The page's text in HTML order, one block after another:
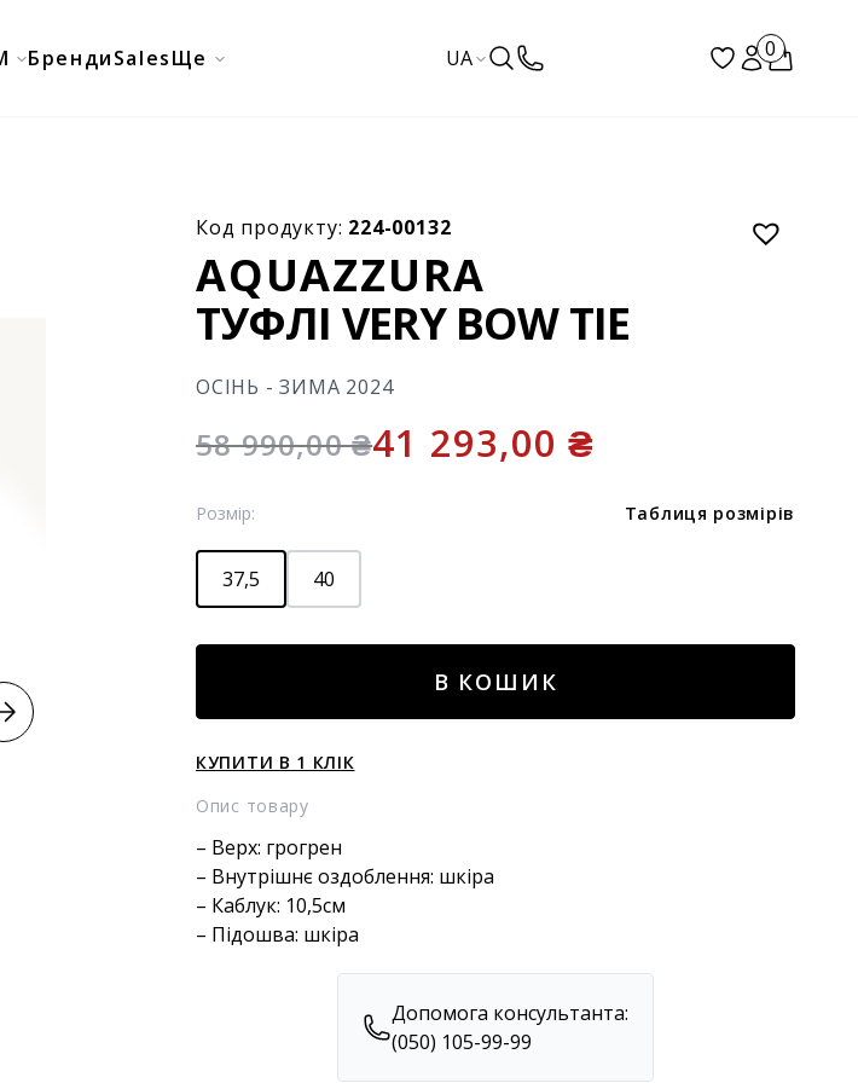
БрендиSalesЩе UA 0
ОСІНЬ - ЗИМА 2024
AQUAZZURA
Код продукту: 224-00132
ТУФЛІ VERY BOW TIE
58 990,00₴41 293,00₴
Розмір: Таблиця розмірів
37,5 40
bow
кількість
В КОШИК
КУПИТИ В 1 КЛІК
Опис товару
– Верх: грогрен
– Внутрішнє оздоблення: шкіра
– Каблук: 10,5см
– Підошва: шкіра
Допомога консультанта:
(050) 105-99-99